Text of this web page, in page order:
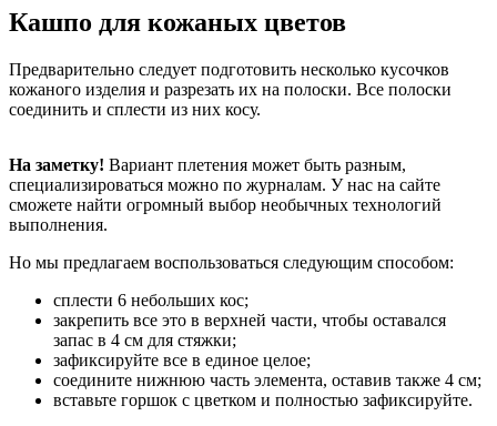
Кашпо для кожаных цветов
Предварительно следует подготовить несколько кусочков
кожаного изделия и разрезать их на полоски. Все полоски
соединить и сплести из них косу.
На заметку! Вариант плетения может быть разным,
специализироваться можно по журналам. У нас на сайте
сможете найти огромный выбор необычных технологий
выполнения.
Но мы предлагаем воспользоваться следующим способом:
сплести 6 небольших кос;
закрепить все это в верхней части, чтобы оставался
запас в 4 см для стяжки;
зафиксируйте все в единое целое;
соедините нижнюю часть элемента, оставив также 4 см;
вставьте горшок с цветком и полностью зафиксируйте.